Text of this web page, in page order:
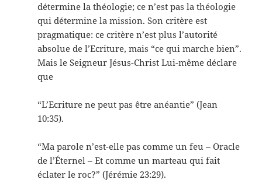
détermine la théologie; ce n’est pas la théologie
qui détermine la mission. Son critère est
pragmatique: ce critère n’est plus l’autorité
absolue de l’Ecriture, mais “ce qui marche bien”.
Mais le Seigneur Jésus-Christ Lui-même déclare
que
“L’Ecriture ne peut pas être anéantie” (Jean
10:35).
“Ma parole n’est-elle pas comme un feu – Oracle
de l’Éternel – Et comme un marteau qui fait
éclater le roc?” (Jérémie 23:29).